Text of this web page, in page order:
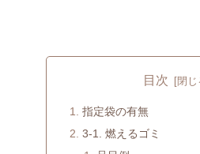
目次
指定袋の有無
3-1. 燃えるゴミ